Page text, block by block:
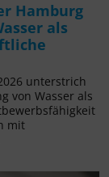
Hamburg
als
unterstrich
von Wasser als
mit